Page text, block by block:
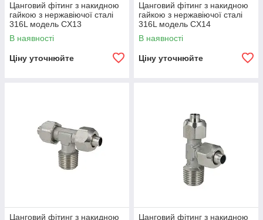
Цанговий фітинг з накидною
гайкою з нержавіючої сталі
316L модель CX13
В наявності
Ціну уточнюйте
Цанговий фітинг з накидною
гайкою з нержавіючої сталі
316L модель CX14
В наявності
Ціну уточнюйте
Цанговий фітинг з накидною
Цанговий фітинг з накидною